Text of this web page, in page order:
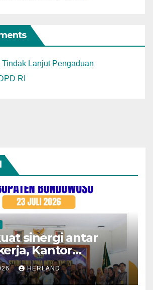
Tindak Lanjut Pengaduan
RI
sinergi antar
Kantor
Kota
menerima
HERLAND